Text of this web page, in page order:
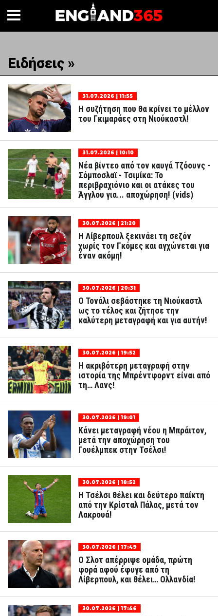
Ειδήσεις »
31.07.2026 | 11:55
Η συζήτηση που θα κρίνει το μέλλον
του Γκιμαράες στη Νιούκαστλ!
31.07.2026 | 10:10
Νέα βίντεο από τον καυγά Τζόουνς -
Σόμποσλαϊ - Τσιμίκα: Το
περιβραχιόνιο και οι ατάκες του
Άγγλου για... αποχώρηση! (vids)
30.07.2026 | 21:20
Η Λίβερπουλ ξεκινάει τη σεζόν
χωρίς τον Γκόμες και αγχώνεται για
έναν ακόμη!
30.07.2026 | 20:31
Ο Τονάλι σεβάστηκε τη Νιούκαστλ
ως το τέλος και ζήτησε την
καλύτερη μεταγραφή και για αυτήν!
30.07.2026 | 19:52
Η ακριβότερη μεταγραφή στην
ιστορία της Μπρέντφορντ είναι από
τη… Λανς!
30.07.2026 | 19:01
Κάνει μεταγραφή νέου η Μπράιτον,
μετά την αποχώρηση του
Γουέλμπεκ στην Τσέλσι!
30.07.2026 | 18:52
Η Τσέλσι θέλει και δεύτερο παίκτη
από την Κρίσταλ Πάλας, μετά τον
Λακρουά!
30.07.2026 | 17:49
Ο Σλοτ απέρριψε ομάδα, πρώτη
φορά αφού έφυγε από τη
Λίβερπουλ, και θέλει… Ολλανδία!
30.07.2026 | 17:46